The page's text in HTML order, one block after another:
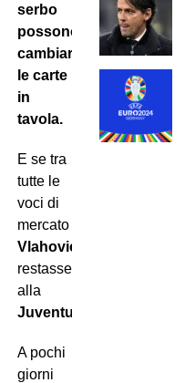
serbo
possono
cambiare
le carte
in
tavola.
E se tra
tutte le
voci di
mercato
Vlahovic
restasse
alla
Juventus
A pochi
giorni